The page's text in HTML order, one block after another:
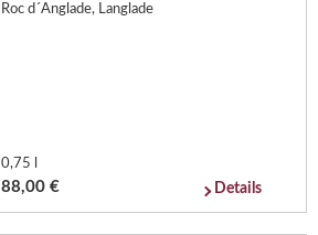
Roc d´Anglade, Langlade
0,75 l
88,00 € Details